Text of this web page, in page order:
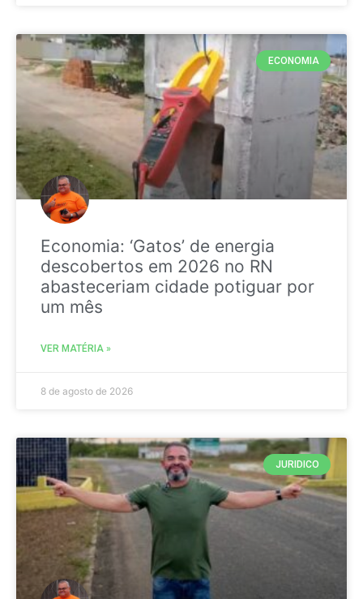
ECONOMIA
Economia: ‘Gatos’ de energia
descobertos em 2026 no RN
abasteceriam cidade potiguar por
um mês
VER MATÉRIA »
8 de agosto de 2026
JURIDICO